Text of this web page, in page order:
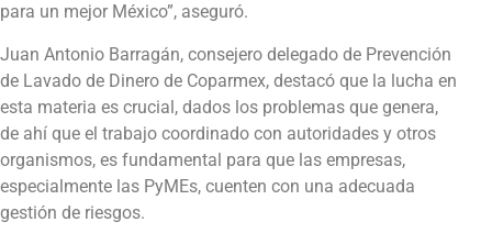
para un mejor México”, aseguró.
Juan Antonio Barragán, consejero delegado de Prevención
de Lavado de Dinero de Coparmex, destacó que la lucha en
esta materia es crucial, dados los problemas que genera,
de ahí que el trabajo coordinado con autoridades y otros
organismos, es fundamental para que las empresas,
especialmente las PyMEs, cuenten con una adecuada
gestión de riesgos.